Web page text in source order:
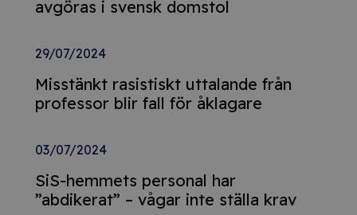
avgöras i svensk domstol
29/07/2024
Misstänkt rasistiskt uttalande från
professor blir fall för åklagare
03/07/2024
SiS-hemmets personal har
”abdikerat” – vågar inte ställa krav